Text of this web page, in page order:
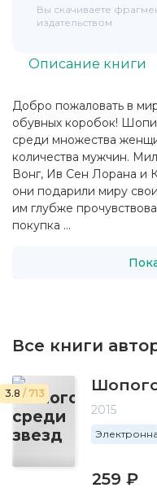
Добро пожаловать в
обувных коробок!
среди множества
количества мужчин.
Вонг, Ив Сен Лорана и
они подарили миру
им глубже
покупка ...
Описание книги
Все книги
3.8 / 713
2015
259 ₽
Вы скачиваете
издательством